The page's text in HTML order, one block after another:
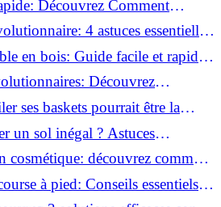
Découvrez Comment
de Béton Cellulaire!
4 astuces essentielles
bien-être!
en bois: Guide facile et rapide
Découvrez
verticales transforment la
ses baskets pourrait être la
un sol inégal ? Astuces
!
cosmétique: découvrez comment
des soins beauté!
à pied: Conseils essentiels